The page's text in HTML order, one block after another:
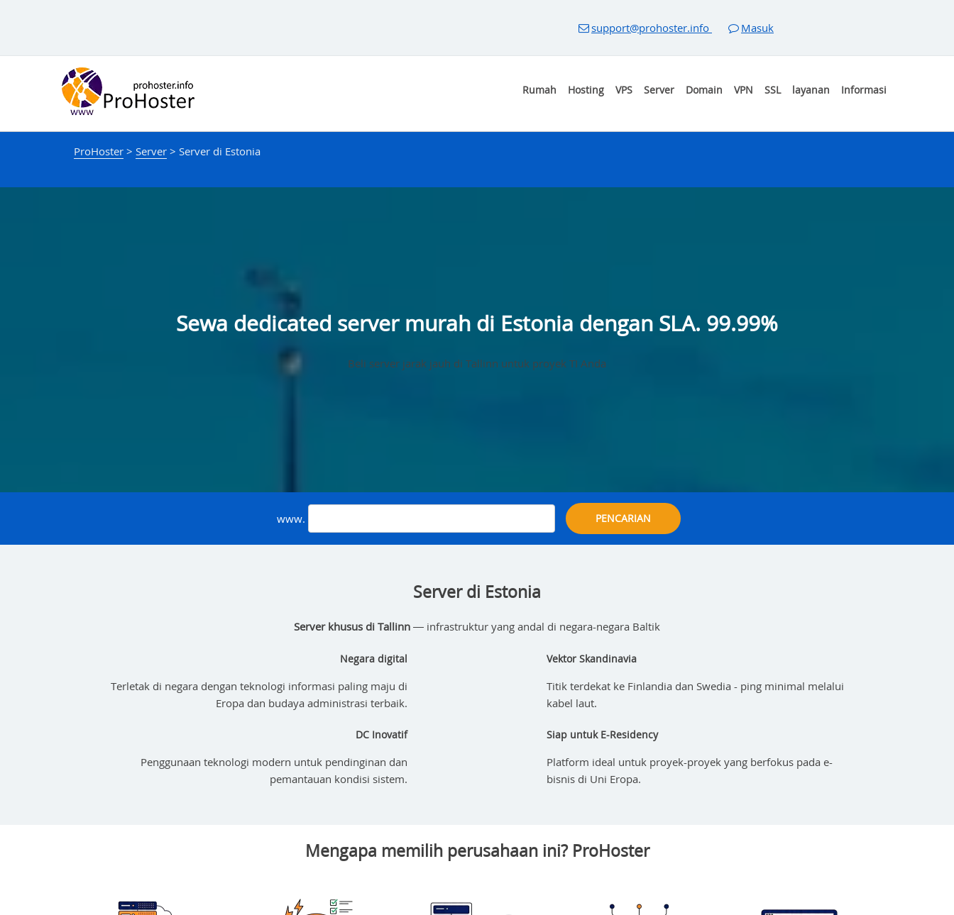
support@prohoster.info Masuk
Rumah Hosting VPS Server Domain VPN SSL layanan Informasi
ProHoster > Server > Server di Estonia
Sewa dedicated server murah di Estonia dengan SLA. 99.99%
Beli server jarak jauh di Tallinn untuk proyek TI Anda
www. PENCARIAN
Server di Estonia
Server khusus di Tallinn — infrastruktur yang andal di negara-negara Baltik
Negara digital
Terletak di negara dengan teknologi informasi paling maju di
Eropa dan budaya administrasi terbaik.
Vektor Skandinavia
Titik terdekat ke Finlandia dan Swedia - ping minimal melalui
kabel laut.
DC Inovatif
Penggunaan teknologi modern untuk pendinginan dan
pemantauan kondisi sistem.
Siap untuk E-Residency
Platform ideal untuk proyek-proyek yang berfokus pada e-
bisnis di Uni Eropa.
Mengapa memilih perusahaan ini? ProHoster